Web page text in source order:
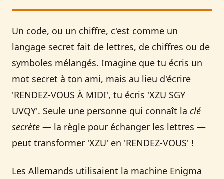
Un code, ou un chiffre, c'est comme un
langage secret fait de lettres, de chiffres ou de
symboles mélangés. Imagine que tu écris un
mot secret à ton ami, mais au lieu d'écrire
'RENDEZ-VOUS À MIDI', tu écris 'XZU SGY
UVQY'. Seule une personne qui connaît la clé
secrète — la règle pour échanger les lettres —
peut transformer 'XZU' en 'RENDEZ-VOUS' !
Les Allemands utilisaient la machine Enigma